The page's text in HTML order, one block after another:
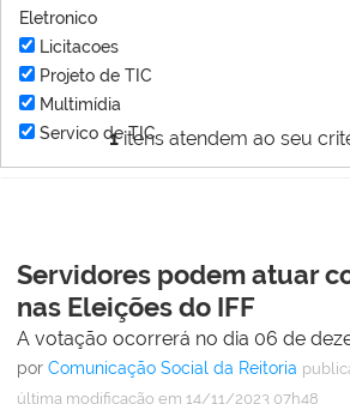
1itens atendem ao seu
Eletronico
Licitacoes
Projeto de TIC
Multimídia
Servico de TIC
Servidores podem atuar
nas Eleições do IFF
A votação ocorrerá no dia 06 de
por Comunicação Social da Reitoria
última modificação em 14/11/2023 07h48